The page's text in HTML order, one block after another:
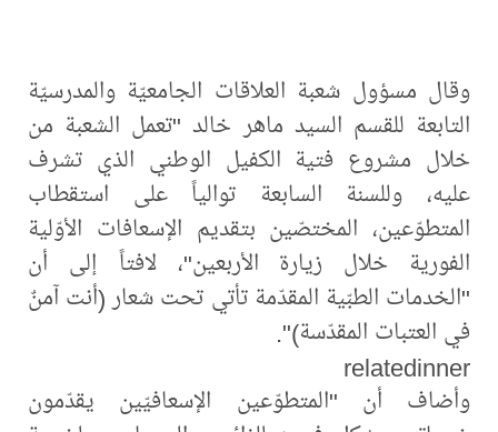
وقال مسؤول شعبة العلاقات الجامعيّة والمدرسيّة
التابعة للقسم السيد ماهر خالد "تعمل الشعبة من
خلال مشروع فتية الكفيل الوطني الذي تشرف
عليه، وللسنة السابعة توالياً على استقطاب
المتطوّعين، المختصّين بتقديم الإسعافات الأوّلية
الفورية خلال زيارة الأربعين"، لافتاً إلى أن
"الخدمات الطبّية المقدّمة تأتي تحت شعار (أنت آمنٌ
في العتبات المقدّسة)".
relatedinner
وأضاف أن "المتطوّعين الإسعافيّين يقدّمون